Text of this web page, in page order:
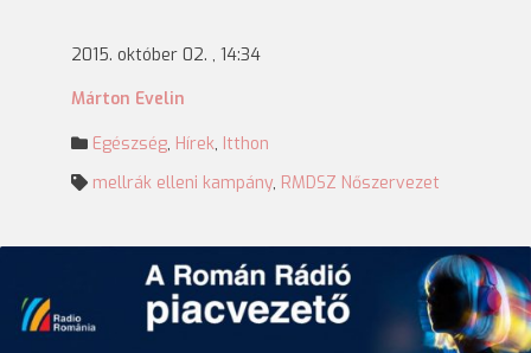
2015. október 02. , 14:34
Márton Evelin
Egészség, Hírek, Itthon
mellrák elleni kampány, RMDSZ Nőszervezet